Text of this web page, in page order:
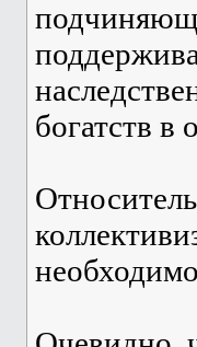
богатств в